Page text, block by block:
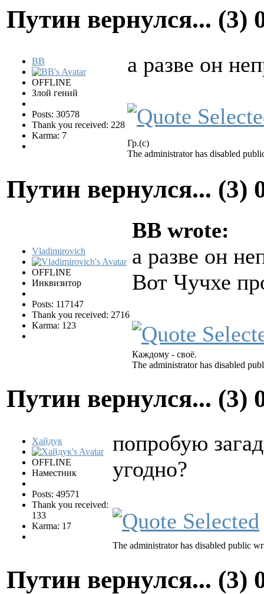
Путин вернулся... (3)
BB
OFFLINE
Злой гений
Posts: 30578
Thank you received: 228
Karma: 7
а разве он
Гр.(с)
The administrator has disabled
Путин вернулся... (3)
Vladimirovich
OFFLINE
Инквизитор
Posts: 117147
Thank you received: 2716
Karma: 123
BB wrote:
а разве он
Вот Чучхе
Каждому - своё.
The administrator has disabled
Путин вернулся... (3)
Хайдук
OFFLINE
Наместник
Posts: 49571
Thank you received:
133
Karma: 17
попробую
угодно?
The administrator has disabled public
Путин вернулся... (3)